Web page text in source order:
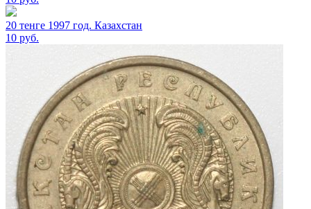
20 тенге 1997 год. Казахстан
10 руб.